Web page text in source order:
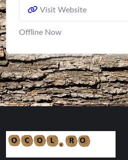
Visit Website
Offline Now